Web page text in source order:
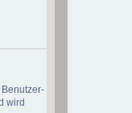
wird